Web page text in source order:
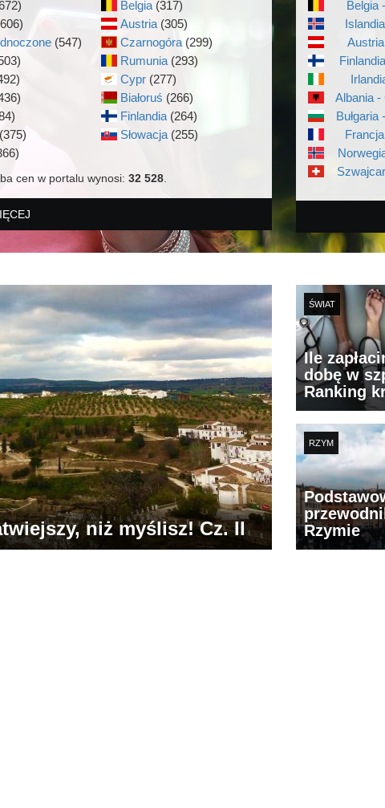
(547)
(375)
Belgia (317)
Austria (305)
Czarnogóra (299)
Rumunia (293)
Cypr (277)
Białoruś (266)
Finlandia (264)
Słowacja (255)
cen w portalu wynosi: 32 528
Belgia
Albania -
Bułgaria
niż myślisz! Cz. II
ŚWIAT
Ile
dobę w
Ranking
RZYM
Rzymie